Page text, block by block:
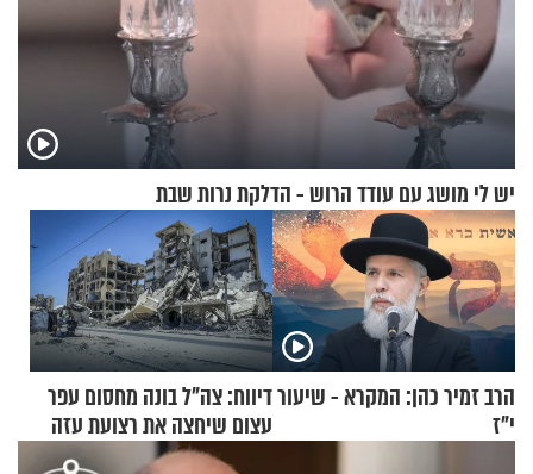
יש לי מושג עם עודד הרוש - הדלקת נרות שבת
הרב זמיר כהן: המקרא - שיעור
י"ז
דיווח: צה"ל בונה מחסום עפר
עצום שיחצה את רצועת עזה
לשניים